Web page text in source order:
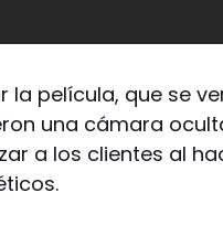
la película, que se
una cámara
a los clientes al